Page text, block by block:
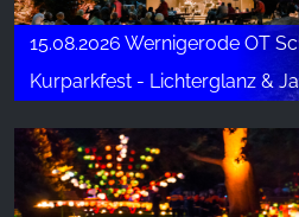
15.08.2026 Wernigerode OT
Kurparkfest - Lichterglanz & Jazz unter